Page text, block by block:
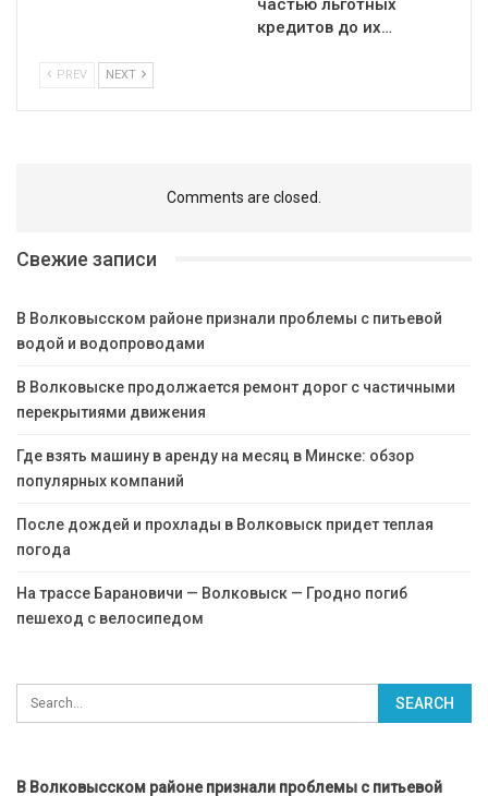
частью льготных
кредитов до их…
PREV NEXT
Comments are closed.
Свежие записи
В Волковысском районе признали проблемы с питьевой
водой и водопроводами
В Волковыске продолжается ремонт дорог с частичными
перекрытиями движения
Где взять машину в аренду на месяц в Минске: обзор
популярных компаний
После дождей и прохлады в Волковыск придет теплая
погода
На трассе Барановичи — Волковыск — Гродно погиб
пешеход с велосипедом
В Волковысском районе признали проблемы с питьевой